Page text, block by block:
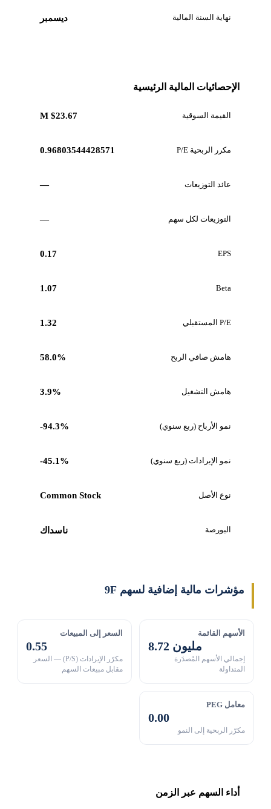
نهاية السنة المالية ديسمبر
الإحصائيات المالية الرئيسية
القيمة السوقية $23.67 M
مكرر الربحية P/E 0.96803544428571
عائد التوزيعات —
التوزيعات لكل سهم —
EPS
0.17
Beta
1.07
P/E المستقبلي 1.32
هامش صافي الربح 58.0%
هامش التشغيل 3.9%
نمو الأرباح (ربع سنوي) -94.3%
نمو الإيرادات (ربع سنوي) -45.1%
نوع الأصل Common Stock
البورصة ناسداك
مؤشرات مالية إضافية لسهم 9F
الأسهم القائمة
8.72 مليون
إجمالي الأسهم المُصدَرة
المتداولة
السعر إلى المبيعات
0.55
مكرّر الإيرادات (P/S) — السعر
مقابل مبيعات السهم
معامل PEG
0.00
مكرّر الربحية إلى النمو
أداء السهم عبر الزمن